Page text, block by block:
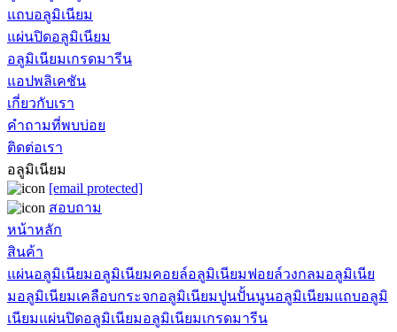
แถบอลูมิเนียม
แผ่นปิดอลูมิเนียม
อลูมิเนียมเกรดมารีน
แอปพลิเคชัน
เกี่ยวกับเรา
คำถามที่พบบ่อย
ติดต่อเรา
อลูมิเนียม
[email protected]
สอบถาม
หน้าหลัก
สินค้า
แผ่นอลูมิเนียมอลูมิเนียมคอยล์อลูมิเนียมฟอยล์วงกลมอลูมิเนีย
มอลูมิเนียมเคลือบกระจกอลูมิเนียมปูนปั้นนูนอลูมิเนียมแถบอลูมิ
เนียมแผ่นปิดอลูมิเนียมอลูมิเนียมเกรดมารีน